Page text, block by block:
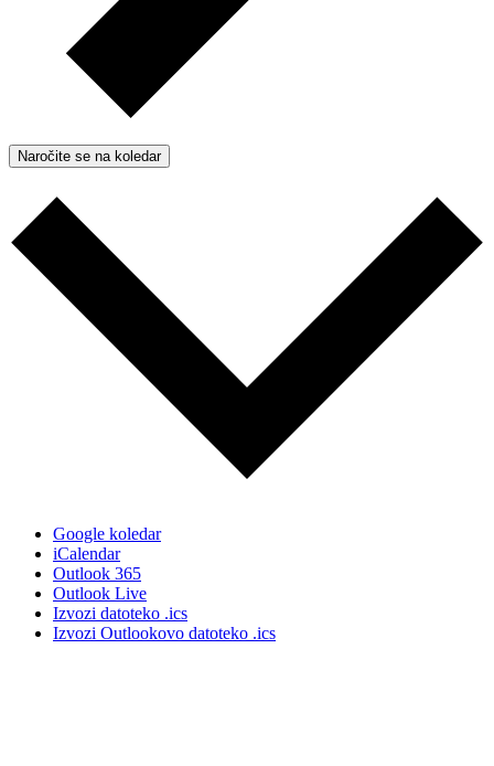
Naročite se na koledar
Google koledar
iCalendar
Outlook 365
Outlook Live
Izvozi datoteko .ics
Izvozi Outlookovo datoteko .ics